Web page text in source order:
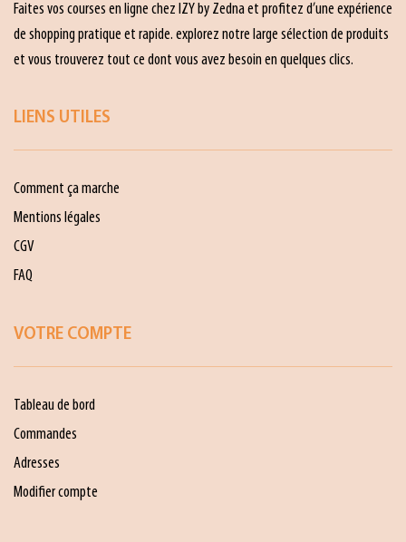
Faites vos courses en ligne chez IZY by Zedna et profitez d’une expérience
de shopping pratique et rapide. explorez notre large sélection de produits
et vous trouverez tout ce dont vous avez besoin en quelques clics.
LIENS UTILES
Comment ça marche
Mentions légales
CGV
FAQ
VOTRE COMPTE
Tableau de bord
Commandes
Adresses
Modifier compte